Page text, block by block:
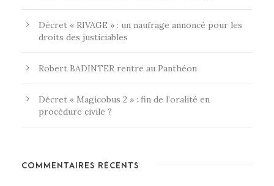
Décret « RIVAGE » : un naufrage annoncé pour les
droits des justiciables
Robert BADINTER rentre au Panthéon
Décret « Magicobus 2 » : fin de l’oralité en
procédure civile ?
COMMENTAIRES RÉCENTS